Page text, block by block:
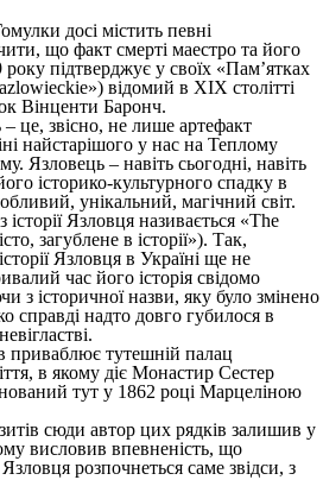
досі містить певні
що факт смерті маестро та його
підтверджує у своїх «Пам’ятках
відомий в ХІХ столітті
Вінценти Баронч.
це, звісно, не лише артефакт
найстарішого у нас на Теплому
Язловець – навіть сьогодні, навіть
історико-культурного спадку в
унікальний, магічний світ.
Язловця називається «The
загублене в історії»). Так,
Язловця в Україні ще не
час його історія свідомо
з історичної назви, яку було змінено
справді надто довго губилося в
приваблює тутешній палац
в якому діє Монастир Сестер
тут у 1862 році Марцеліною
сюди автор цих рядків залишив у
висловив впевненість, що
розпочнеться саме звідси, з